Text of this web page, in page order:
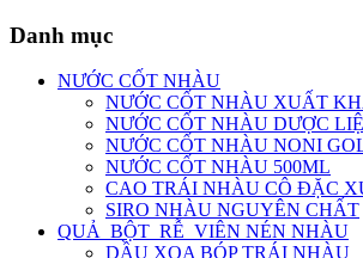
Danh mục
NƯỚC CỐT NHÀU
NƯỚC CỐT NHÀU XUẤT
NƯỚC CỐT NHÀU DƯỢC
NƯỚC CỐT NHÀU NONI
NƯỚC CỐT NHÀU 500ML
CAO TRÁI NHÀU CÔ ĐẶC
SIRO NHÀU NGUYÊN CHẤT
QUẢ_BỘT_RỄ_VIÊN NÉN NHÀU
DẦU XOA BÓP TRÁI NHÀU